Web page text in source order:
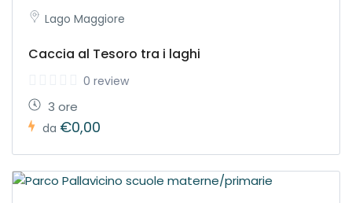
Lago Maggiore
Caccia al Tesoro tra i laghi
0 review
3 ore
da €0,00